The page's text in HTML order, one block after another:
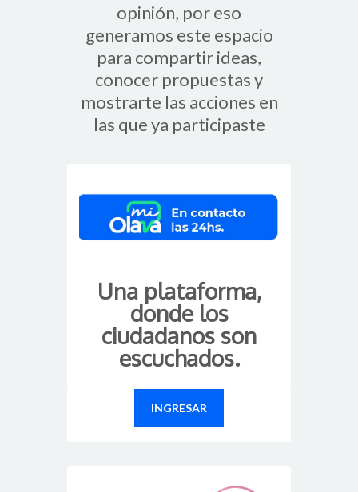
opinión, por eso
generamos este espacio
para compartir ideas,
conocer propuestas y
mostrarte las acciones en
las que ya participaste
Una plataforma,
donde los
ciudadanos son
escuchados.
INGRESAR